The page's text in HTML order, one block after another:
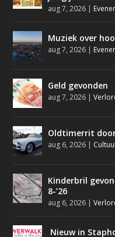
aug 7, 2026 |
Muziek over
aug 7, 2026 |
Geld gevonden
aug 7, 2026 |
Oldtimerrit
aug 6, 2026 |
Kinderbril
8-’26
aug 6, 2026 |
Nieuw in